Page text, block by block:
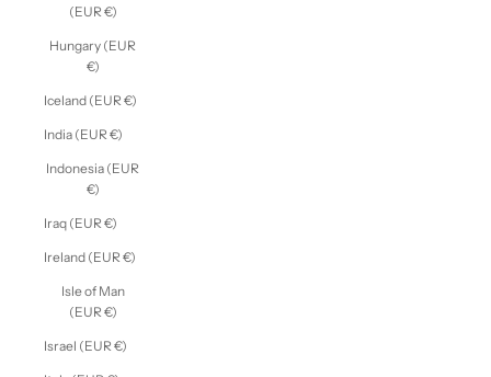
(EUR €)
Hungary (EUR
€)
Iceland (EUR €)
India (EUR €)
Indonesia (EUR
€)
Iraq (EUR €)
Ireland (EUR €)
Isle of Man
(EUR €)
Israel (EUR €)